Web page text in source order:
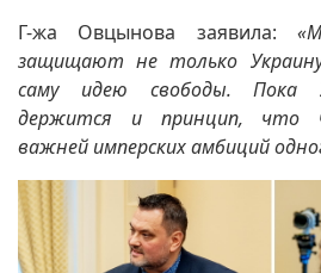
Г-жа Овцынова заявила:
защищают не только
саму идею свободы. Пока
держится и принцип, что
важней имперских амбиций